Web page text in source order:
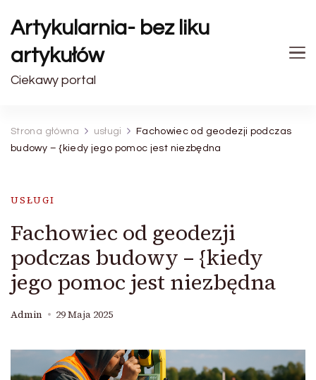
Artykularnia- bez liku
artykułów
Ciekawy portal
Strona główna usługi
Fachowiec od geodezji podczas
budowy – {kiedy jego pomoc jest niezbędna
USŁUGI
Fachowiec od geodezji
podczas budowy – {kiedy
jego pomoc jest niezbędna
Admin 29 Maja 2025